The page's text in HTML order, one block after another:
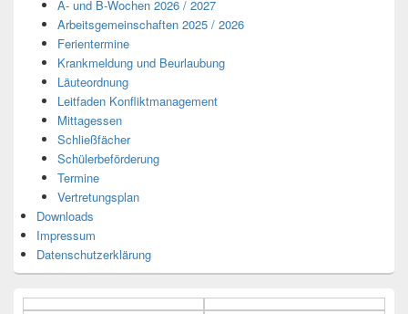
A- und B-Wochen 2026 / 2027
Arbeitsgemeinschaften 2025 / 2026
Ferientermine
Krankmeldung und Beurlaubung
Läuteordnung
Leitfaden Konfliktmanagement
Mittagessen
Schließfächer
Schülerbeförderung
Termine
Vertretungsplan
Downloads
Impressum
Datenschutzerklärung